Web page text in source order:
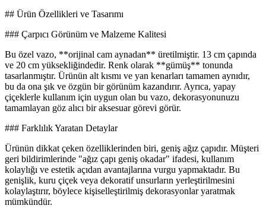
## Ürün Özellikleri ve Tasarımı
### Çarpıcı Görünüm ve Malzeme Kalitesi
Bu özel vazo, **orijinal cam aynadan** üretilmiştir. 13 cm çapında
ve 20 cm yüksekliğindedir. Renk olarak **gümüş** tonunda
tasarlanmıştır. Ürünün alt kısmı ve yan kenarları tamamen aynıdır,
bu da ona şık ve özgün bir görünüm kazandırır. Ayrıca, yapay
çiçeklerle kullanım için uygun olan bu vazo, dekorasyonunuzu
tamamlayan göz alıcı bir aksesuar görevi görür.
### Farklılık Yaratan Detaylar
Ürünün dikkat çeken özelliklerinden biri, geniş ağız çapıdır. Müşteri
geri bildirimlerinde "ağız çapı geniş okadar" ifadesi, kullanım
kolaylığı ve estetik açıdan avantajlarına vurgu yapmaktadır. Bu
genişlik, kuru çiçek veya dekoratif unsurların yerleştirilmesini
kolaylaştırır, böylece kişiselleştirilmiş dekorasyonlar yaratmak
mümkündür.